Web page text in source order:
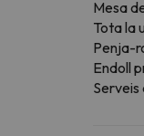
Mesa
Tota la
Penja-
Endoll
Serveis